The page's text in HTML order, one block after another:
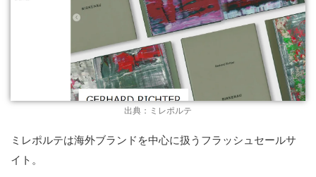
出典：ミレポルテ
ミレポルテは海外ブランドを中心に扱うフラッシュセールサ
イト。